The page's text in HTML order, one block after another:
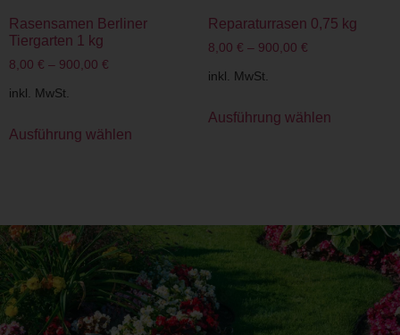
Rasensamen Berliner
Tiergarten 1 kg
8,00 € – 900,00 €
inkl. MwSt.
Ausführung wählen
Reparaturrasen 0,75 kg
8,00 € – 900,00 €
inkl. MwSt.
Ausführung wählen